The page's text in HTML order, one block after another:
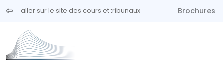
Aller au contenu principal
aller sur le site des cours et tribunaux Brochures